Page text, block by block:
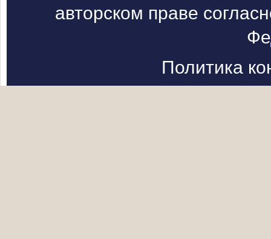
авторском праве
Политика